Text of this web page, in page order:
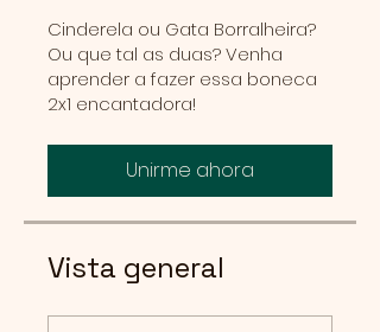
Cinderela ou Gata Borralheira?
Ou que tal as duas? Venha
aprender a fazer essa boneca
2x1 encantadora!
Unirme ahora
Vista general